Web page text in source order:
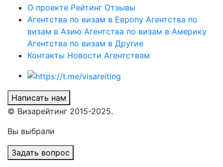
О проекте Рейтинг Отзывы
Агентства по визам в Европу Агентства по
визам в Азию Агентства по визам в Америку
Агентства по визам в Другие
Контакты Новости Агентствам
Написать нам
© Визарейтинг 2015-2025.
Вы выбрали
Задать вопрос